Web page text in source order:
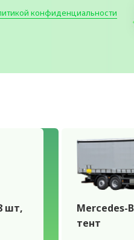
конфиденциальности
шт,
Mercedes-
тент